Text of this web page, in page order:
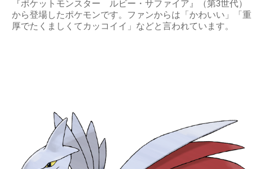
『ポケットモンスター ルビー・サファイア』（第3世代）
から登場したポケモンです。ファンからは「かわいい」「重
厚でたくましくてカッコイイ」などと言われています。